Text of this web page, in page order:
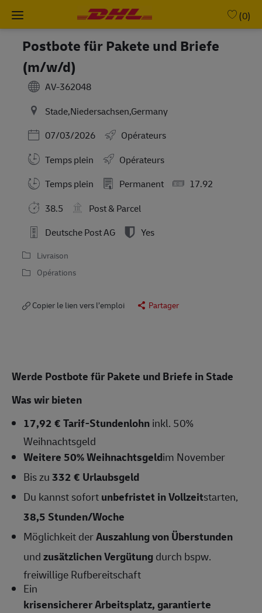
(0)
Postbote für Pakete und Briefe
(m/w/d)
AV-362048
Stade,Niedersachsen,Germany
Posted Date
07/03/2026
Opérateurs
Temps plein
Opérateurs
Working Hours
Temps plein Permanent
17.92
38.5
Post & Parcel
Deutsche Post AG
Yes
Livraison
Opérations
Copier le lien vers l’emploi Partager
Werde Postbote für Pakete und Briefe in Stade
Was wir bieten
17,92 € Tarif-Stundenlohninkl. 50%
Weihnachtsgeld
Weitere 50% Weihnachtsgeldim November
Bis zu332 € Urlaubsgeld
Du kannst sofortunbefristet in Vollzeitstarten,
38,5 Stunden/Woche
Möglichkeit derAuszahlung von Überstunden
undzusätzlichen Vergütungdurch bspw.
freiwillige Rufbereitschaft
Ein
krisensicherer Arbeitsplatz, garantierte